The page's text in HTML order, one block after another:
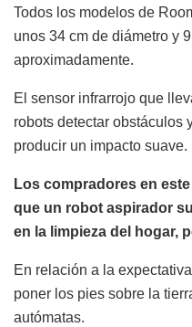
Todos los modelos de
unos 34 cm de diámetro y
aproximadamente.
El sensor infrarrojo que
robots detectar obstáculos
producir un impacto suave.
Los compradores en
que un robot aspirador
en la limpieza del hogar,
En relación a la
poner los pies sobre la
autómatas.